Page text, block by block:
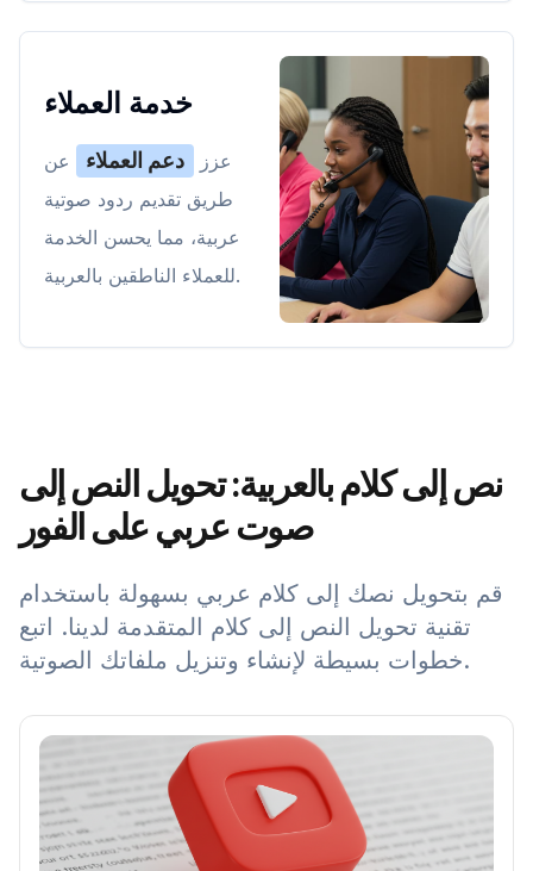
خدمة العملاء
عزز دعم العملاء
عن
طريق تقديم ردود صوتية
عربية، مما يحسن الخدمة
للعملاء الناطقين بالعربية.
نص إلى كلام بالعربية: تحويل النص إلى
صوت عربي على الفور
قم بتحويل نصك إلى كلام عربي بسهولة باستخدام
تقنية تحويل النص إلى كلام المتقدمة لدينا. اتبع
خطوات بسيطة لإنشاء وتنزيل ملفاتك الصوتية.